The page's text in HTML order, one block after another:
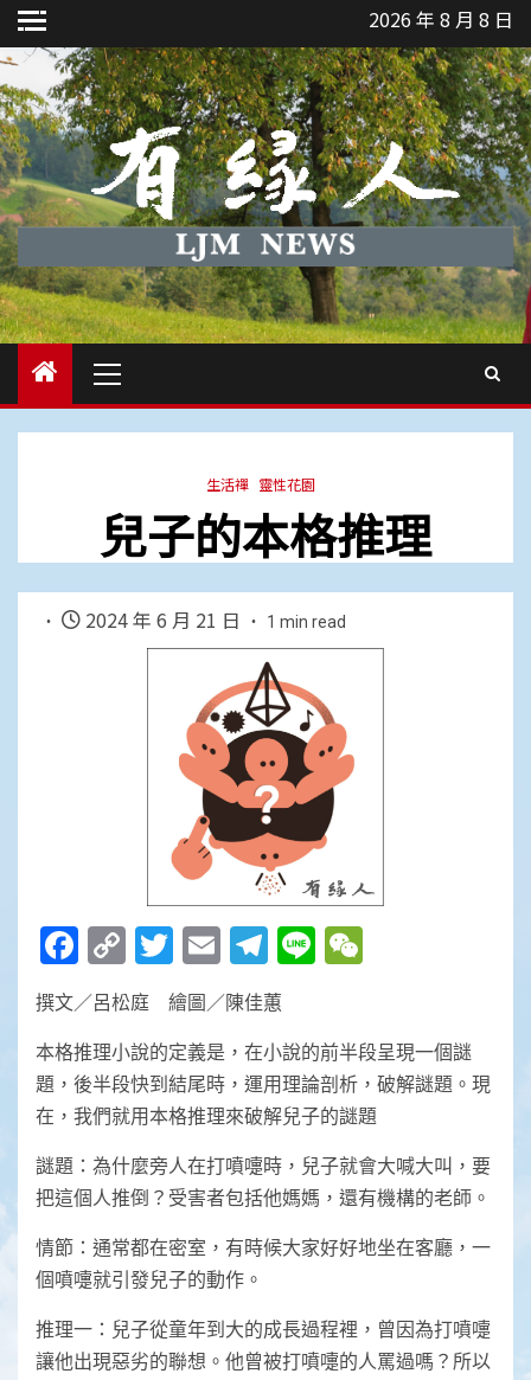
Skip
to
content
2026 年 8 月 8 日
Menu
生活禪 靈性花園
兒子的本格推理
2024 年 6 月 21 日 1 min read
Facebook
Copy
Link
Twitter
EmailTelegram
Line
撰文／呂松庭 繪圖／陳佳蕙
本格推理小說的定義是，在小說的前半段呈現一個謎
題，後半段快到結尾時，運用理論剖析，破解謎題。現
在，我們就用本格推理來破解兒子的謎題
謎題：為什麼旁人在打噴嚏時，兒子就會大喊大叫，要
把這個人推倒？受害者包括他媽媽，還有機構的老師。
情節：通常都在密室，有時候大家好好地坐在客廳，一
個噴嚏就引發兒子的動作。
推理一：兒子從童年到大的成長過程裡，曾因為打噴嚏
讓他出現惡劣的聯想。他曾被打噴嚏的人罵過嗎？所以